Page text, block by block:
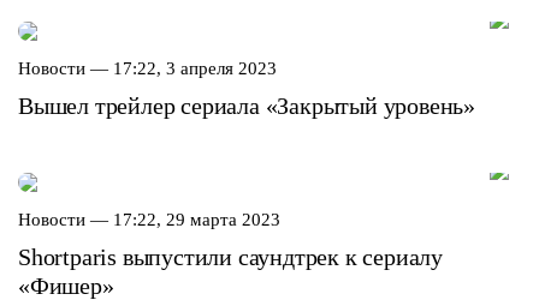
Новости — 17:22, 3 апреля 2023
Вышел трейлер сериала «Закрытый уровень»
Новости — 17:22, 29 марта 2023
Shortparis выпустили саундтрек к сериалу
«Фишер»